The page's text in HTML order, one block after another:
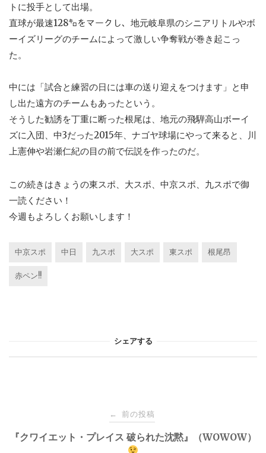
トに投手として出場。
直球が最速128㌔をマークし、地元岐阜県のシニアリトルやボ
ーイズリーグのチームによって激しい争奪戦が巻き起こっ
た。
中には「試合と練習の日には車の送り迎えをつけます」と申
し出た遠方のチームもあったという。
そうした勧誘を丁重に断った根尾は、地元の飛騨高山ボーイ
ズに入団、中3だった2015年、ナゴヤ球場にやって来ると、川
上憲伸や岩瀬仁紀の目の前で伝説を作ったのだ。
この続きはきょうの東スポ、大スポ、中京スポ、九スポで御
一読ください！
今週もよろしくお願いします！
中京スポ 中日 九スポ 大スポ 東スポ 根尾昂
赤ペン!!
シェアする
稿
← 前の投稿
『クワイエット・プレイス 破られた沈黙』（WOWOW）